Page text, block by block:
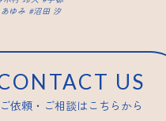
ゆみ
沼田 汐
US
ご依頼・ご相談はこちらから